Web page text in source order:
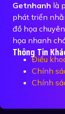
Getnhanh là
phát triển
đồ họa
họa nhanh
Thông Tin
Điều
Chính
Chính